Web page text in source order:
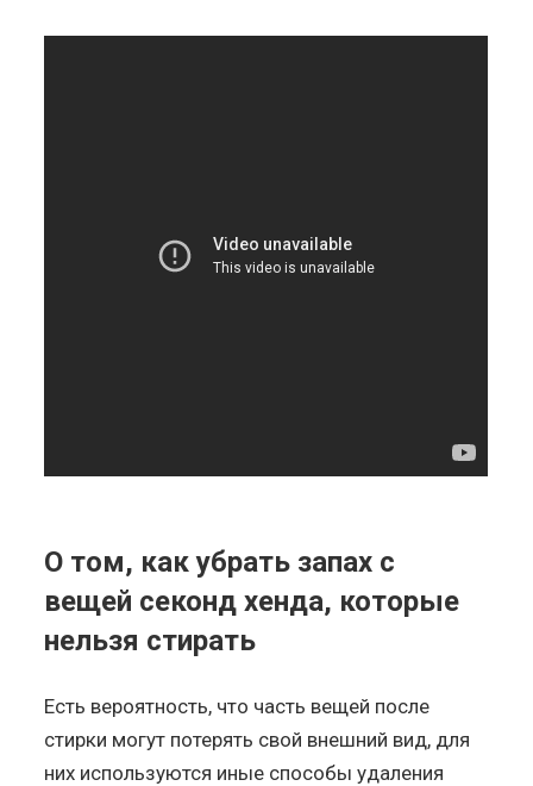
О том, как убрать запах с
вещей секонд хенда, которые
нельзя стирать
Есть вероятность, что часть вещей после
стирки могут потерять свой внешний вид, для
них используются иные способы удаления